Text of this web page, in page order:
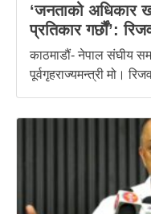
‘जनताको अधिकार
प्रतिकार गर्छौं’:
काठमाडौं- नेपाल संघीय
पूर्वगृहराज्यमन्त्री मो।